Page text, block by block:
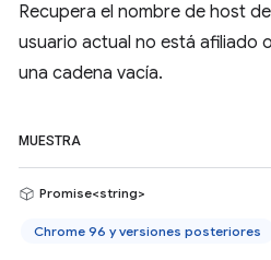
Recupera el nombre de host
usuario actual no está afiliado
una cadena vacía.
MUESTRA
Promise<string>
Chrome 96 y versiones posteriores